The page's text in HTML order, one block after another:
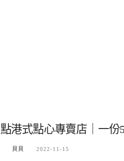
港式點心專賣店｜一
貝貝 2022-11-15